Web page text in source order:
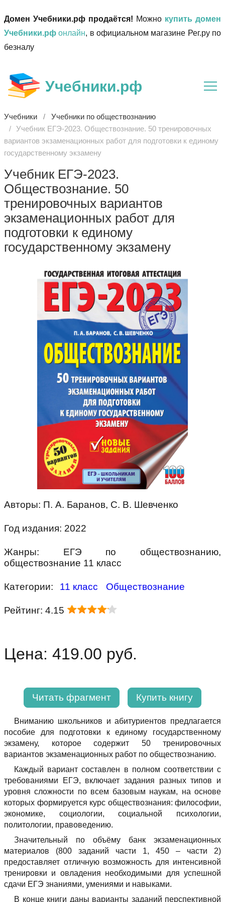
Домен Учебники.рф продаётся! Можно купить домен
Учебники.рф онлайн, в официальном магазине Рег.ру по
безналу
Учебники.рф
Учебники
Учебники по обществознанию
Учебник ЕГЭ-2023. Обществознание. 50 тренировочных
вариантов экзаменационных работ для подготовки к единому
государственному экзамену
Учебник ЕГЭ-2023.
Обществознание. 50
тренировочных вариантов
экзаменационных работ для
подготовки к единому
государственному экзамену
Авторы: П. А. Баранов, С. В. Шевченко
Год издания: 2022
Жанры: ЕГЭ по обществознанию,
обществознание 11 класс
Категории: 11 класс Обществознание
Рейтинг: 4.15
Цена: 419.00 руб.
Читать фрагмент Купить книгу
Вниманию школьников и абитуриентов предлагается
пособие для подготовки к единому государственному
экзамену, которое содержит 50 тренировочных
вариантов экзаменационных работ по обществознанию.
Каждый вариант составлен в полном соответствии с
требованиями ЕГЭ, включает задания разных типов и
уровня сложности по всем базовым наукам, на основе
которых формируется курс обществознания: философии,
экономике, социологии, социальной психологии,
политологии, правоведению.
Значительный по объёму банк экзаменационных
материалов (800 заданий части 1, 450 – части 2)
предоставляет отличную возможность для интенсивной
тренировки и овладения необходимыми для успешной
сдачи ЕГЭ знаниями, умениями и навыками.
В конце книги даны варианты заданий перспективной